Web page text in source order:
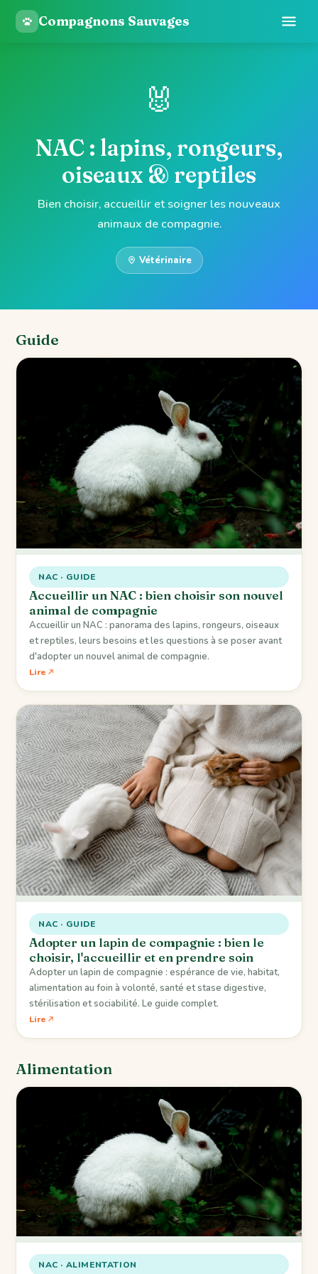
Compagnons Sauvages
🐰
NAC : lapins, rongeurs,
oiseaux & reptiles
Bien choisir, accueillir et soigner les nouveaux
animaux de compagnie.
Vétérinaire
Guide
NAC · GUIDE
Accueillir un NAC : bien choisir son nouvel
animal de compagnie
Accueillir un NAC : panorama des lapins, rongeurs, oiseaux
et reptiles, leurs besoins et les questions à se poser avant
d'adopter un nouvel animal de compagnie.
Lire
NAC · GUIDE
Adopter un lapin de compagnie : bien le
choisir, l'accueillir et en prendre soin
Adopter un lapin de compagnie : espérance de vie, habitat,
alimentation au foin à volonté, santé et stase digestive,
stérilisation et sociabilité. Le guide complet.
Lire
Alimentation
NAC · ALIMENTATION